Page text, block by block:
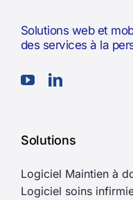
Solutions web et
des services à la
Solutions
Logiciel Maintien à
Logiciel soins